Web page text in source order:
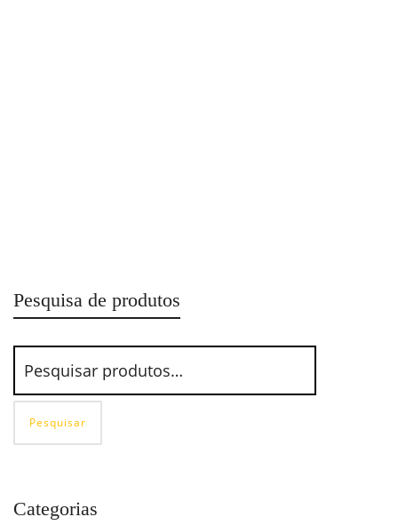
Pesquisa de produtos
Pesquisar
Categorias